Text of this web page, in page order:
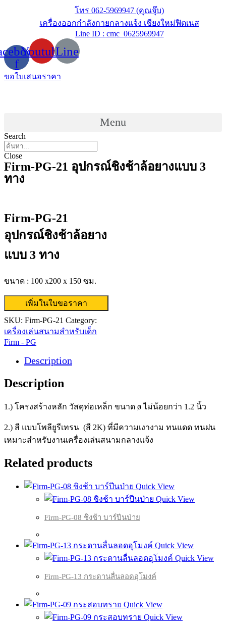
โทร 062-5969947 (คุณจุ๊บ)
เครื่องออกกำลังกายกลางแจ้ง เชียงใหม่ฟิตเนส
Line ID : cmc_0625969947
f
YoutubeLine
ขอใบเสนอราคา
Menu
Search
Close
Firm-PG-21 อุปกรณ์ชิงช้าล้อยางแบบ 3
ทาง
Firm-PG-21
อุปกรณ์ชิงช้าล้อยาง
แบบ 3 ทาง
ขนาด : 100 x200 x 150 ซม.
เพิ่มในใบขอราคา
SKU: Firm-PG-21 Category:
เครื่องเล่นสนามสำหรับเด็ก
Firm - PG
Description
Description
1.) โครงสร้างหลัก วัสดุท่อเหล็ก ขนาด ø ไม่น้อยกว่า 1.2 นิ้ว
2.) สี แบบโพลียูรีเทรน (สี 2K) ที่มีความเงางาม ทนแดด ทนฝน
เหมาะสำหรับงานเครื่องเล่นสนามกลางแจ้ง
Related products
Quick View
Quick View
Firm-PG-08 ชิงช้า บาร์ปีนป่าย
Quick View
Quick View
Firm-PG-13 กระดานลื่นลอดอุโมงค์
Quick View
Quick View